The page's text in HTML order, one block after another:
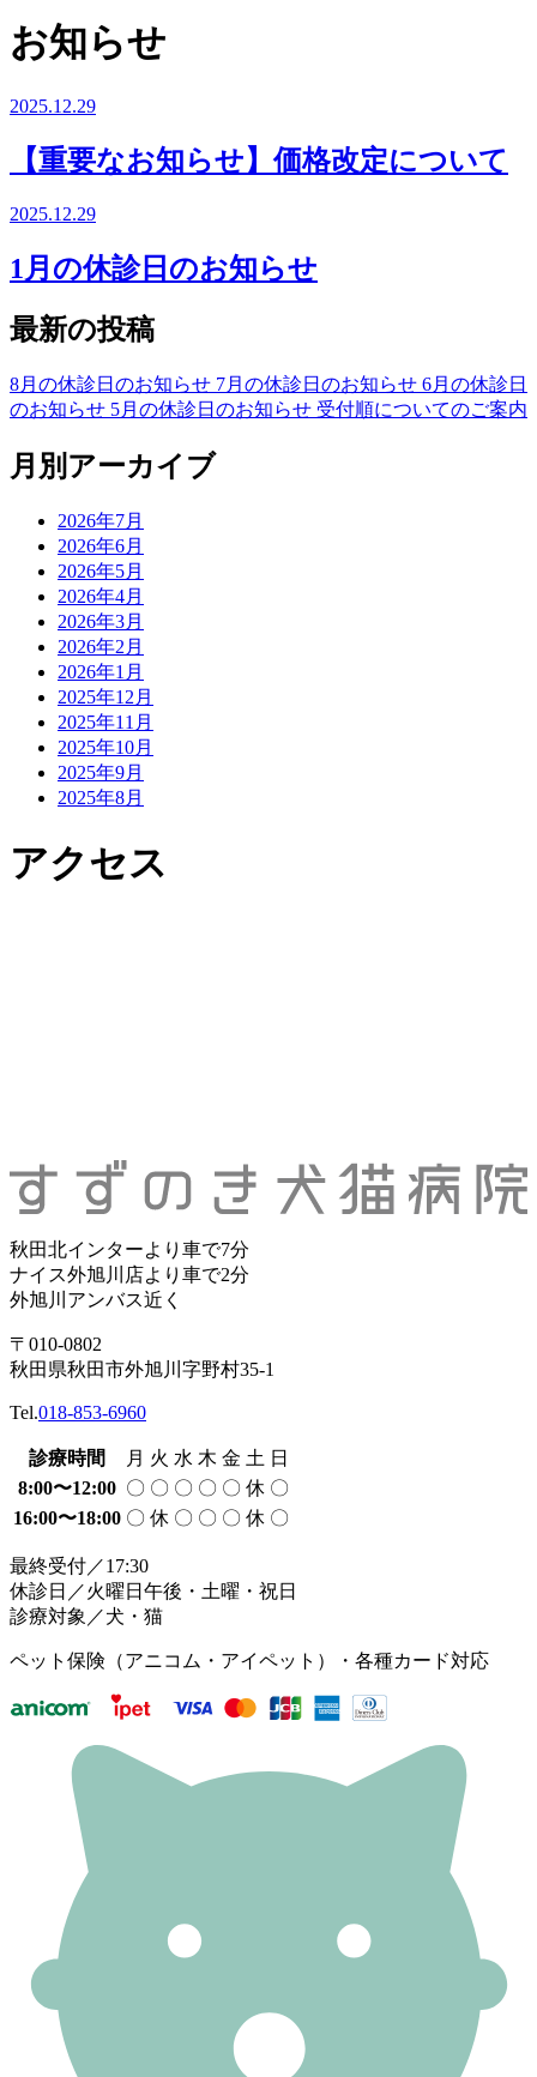
お知らせ
2025.12.29
【重要なお知らせ】価格改定について
2025.12.29
1月の休診日のお知らせ
最新の投稿
8月の休診日のお知らせ 7月の休診日のお知らせ 6月の休診日
のお知らせ 5月の休診日のお知らせ 受付順についてのご案内
月別アーカイブ
2026年7月
2026年6月
2026年5月
2026年4月
2026年3月
2026年2月
2026年1月
2025年12月
2025年11月
2025年10月
2025年9月
2025年8月
アクセス
秋田北インターより車で7分
ナイス外旭川店より車で2分
外旭川アンバス近く
〒010-0802
秋田県秋田市外旭川字野村35-1
Tel.018-853-6960
診療時間 月 火 水 木 金 土 日
8:00〜12:00 〇 〇 〇 〇 〇 休 〇
16:00〜18:00 〇 休 〇 〇 〇 休 〇
最終受付／17:30
休診日／火曜日午後・土曜・祝日
診療対象／犬・猫
ペット保険（アニコム・アイペット）・各種カード対応